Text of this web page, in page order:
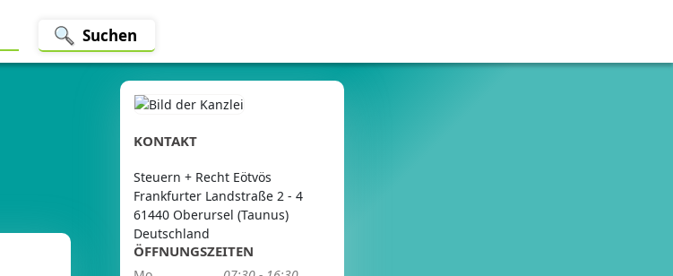
Suchen
KONTAKT
Steuern + Recht Eötvös
Frankfurter Landstraße 2 - 4
61440 Oberursel (Taunus)
Deutschland
ÖFFNUNGSZEITEN